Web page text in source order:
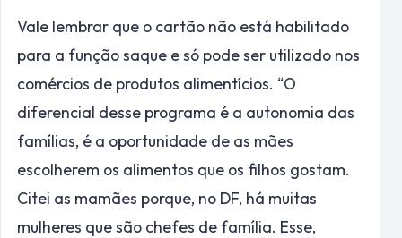
Vale lembrar que o cartão não está habilitado
para a função saque e só pode ser utilizado nos
comércios de produtos alimentícios. “O
diferencial desse programa é a autonomia das
famílias, é a oportunidade de as mães
escolherem os alimentos que os filhos gostam.
Citei as mamães porque, no DF, há muitas
mulheres que são chefes de família. Esse,